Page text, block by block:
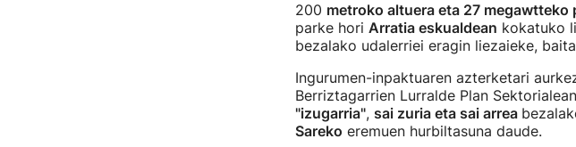
200 metroko altuera eta 27
parke hori Arratia eskualdean kokatuko
bezalako udalerriei eragin liezaieke,
Ingurumen-inpaktuaren azterketari
Berriztagarrien Lurralde Plan
"izugarria", sai zuria eta sai arrea
Sareko eremuen hurbiltasuna daude.